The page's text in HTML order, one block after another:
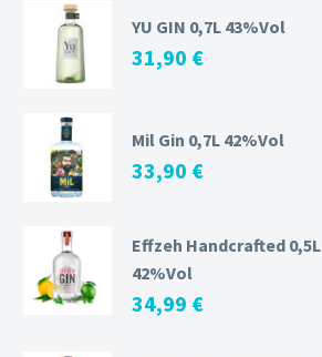
YU GIN 0,7L 43%Vol
31,90 €
Mil Gin 0,7L 42%Vol
33,90 €
Effzeh Handcrafted 0,5L
42%Vol
34,99 €